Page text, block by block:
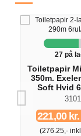
27 på
Toiletpapir
350m.
Soft Hvid
3101
221,00 kr.
(276.25,-